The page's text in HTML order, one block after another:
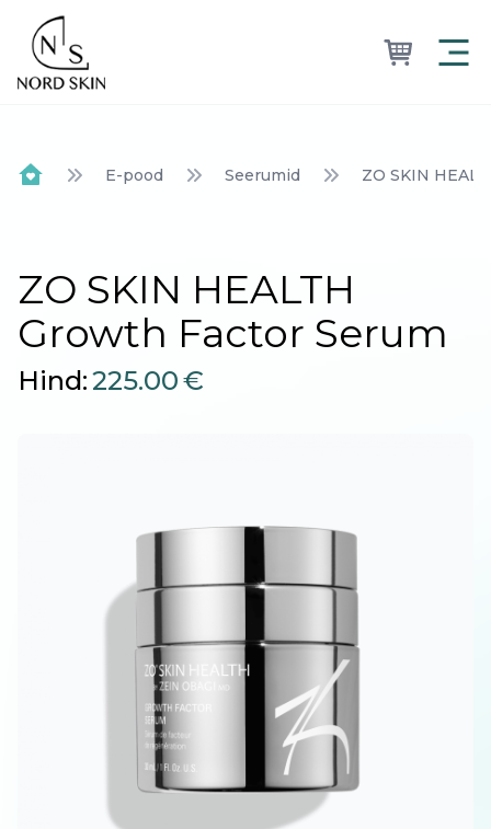
Nordskin
E-pood Seerumid ZO SKIN
ZO SKIN HEALTH
Growth Factor Serum
Hind:225.00€